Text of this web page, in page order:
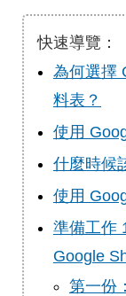
快速導覽：
為何選擇
料表？
使用
什麼時候
使用
準備工作
Google
第一份